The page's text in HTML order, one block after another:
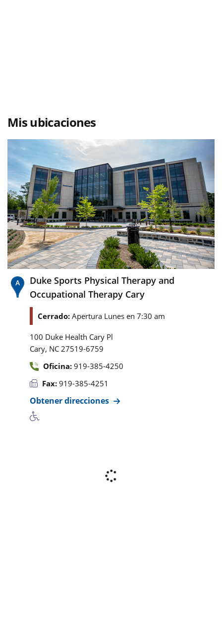
Mis ubicaciones
Duke Sports Physical Therapy and
Occupational Therapy Cary
Cerrado: Apertura Lunes en 7:30 am
100 Duke Health Cary Pl
Cary, NC 27519-6759
Oficina: 919-385-4250
Fax: 919-385-4251
Obtener direcciones